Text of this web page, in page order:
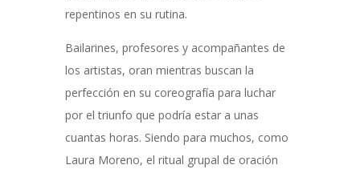
repentinos en su rutina.
Bailarines, profesores y acompañantes de
los artistas, oran mientras buscan la
perfección en su coreografía para luchar
por el triunfo que podría estar a unas
cuantas horas. Siendo para muchos, como
Laura Moreno, el ritual grupal de oración